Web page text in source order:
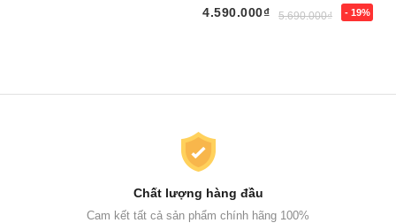
4.590.000₫
5.690.000₫ - 19%
Chất lượng hàng đầu
Cam kết tất cả sản phẩm chính hãng 100%